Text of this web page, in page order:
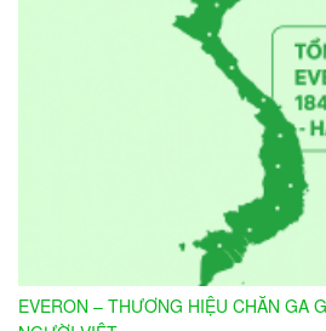
EVERON – THƯƠNG HIỆU CHĂN GA